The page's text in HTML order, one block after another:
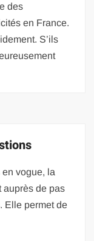
des
en France.
S’ils
en vogue, la
auprès de pas
Elle permet de